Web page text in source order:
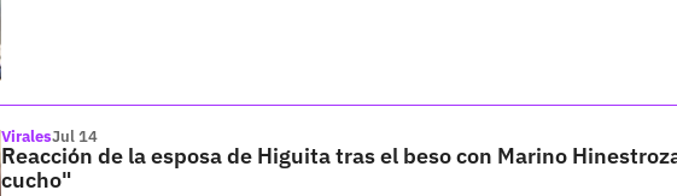
ViralesJul 14
Reacción de la esposa de Higuita tras el beso con Marino
cucho"